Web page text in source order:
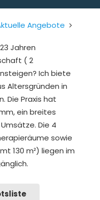
Angebote
Jahren
( 2
Ich biete
Altersgründen in
Die Praxis hat
ein breites
Die 4
sowie
130 m²) liegen im